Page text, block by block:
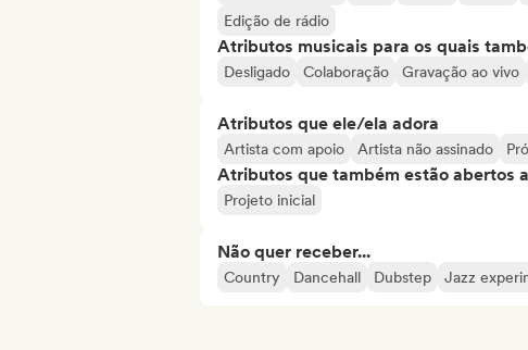
Edição de rádio
Atributos musicais para os quais
Desligado Colaboração Gravação ao vivo
Atributos que ele/ela adora
Artista com apoio Artista não assinado
Atributos que também estão abertos
Projeto inicial
Não quer receber...
Country Dancehall Dubstep Jazz